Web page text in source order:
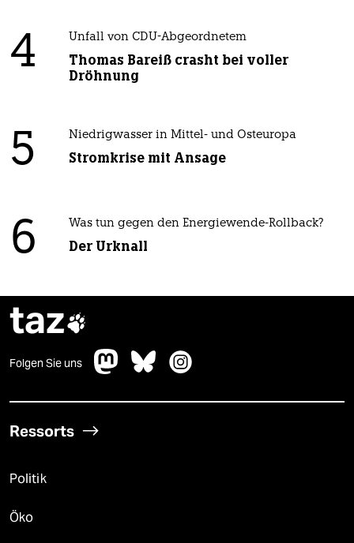
4 Unfall von CDU-Abgeordnetem
Thomas Bareiß crasht bei voller
Dröhnung
5 Niedrigwasser in Mittel- und Osteuropa
Stromkrise mit Ansage
6 Was tun gegen den Energiewende-Rollback?
Der Urknall
taz
Folgen Sie uns
Ressorts
Politik
Öko